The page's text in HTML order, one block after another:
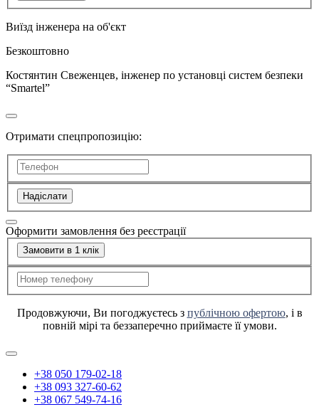
Виїзд інженера на об'єкт
Безкоштовно
Костянтин Свеженцев, інженер по установці систем безпеки
“Smartel”
Отримати спецпропозицію:
Надіслати
Оформити замовлення без реєстрації
Замовити в 1 клік
Продовжуючи, Ви погоджуєтесь з публічною офертою, і в
повній мірі та беззаперечно приймаєте її умови.
+38 050 179-02-18
+38 093 327-60-62
+38 067 549-74-16